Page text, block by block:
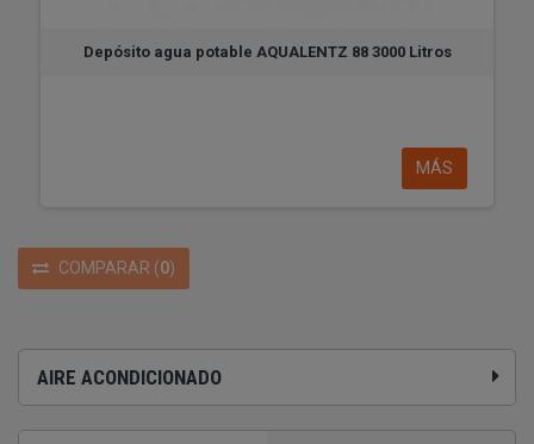
AIRE ACONDICIONADO
Depósito agua potable AQUALENTZ 88 3000 Litros
MÁS
COMPARAR (0)